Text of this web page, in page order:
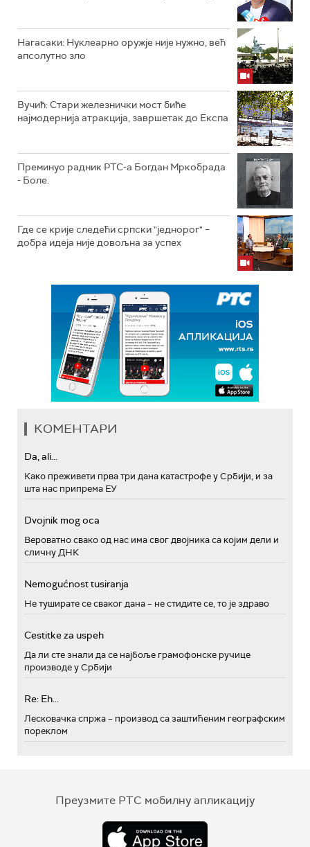
Нагасаки: Нуклеарно оружје није нужно, већ
апсолутно зло
Вучић: Стари железнички мост биће
најмодернија атракција, завршетак до Експа
Преминуо радник РТС-а Богдан Мркобрада
- Боле.
Где се крије следећи српски "једнорог" –
добра идеја није довољна за успех
КОМЕНТАРИ
Da, ali...
Како преживети прва три дана катастрофе у Србији, и за
шта нас припрема ЕУ
Dvojnik mog oca
Вероватно свако од нас има свог двојника са којим дели и
сличну ДНК
Nemogućnost tusiranja
Не туширате се сваког дана – не стидите се, то је здраво
Cestitke za uspeh
Да ли сте знали да се најбоље грамофонске ручице
производе у Србији
Re: Eh...
Лесковачка спржа – производ са заштићеним географским
пореклом
Преузмите РТС мобилну апликацију